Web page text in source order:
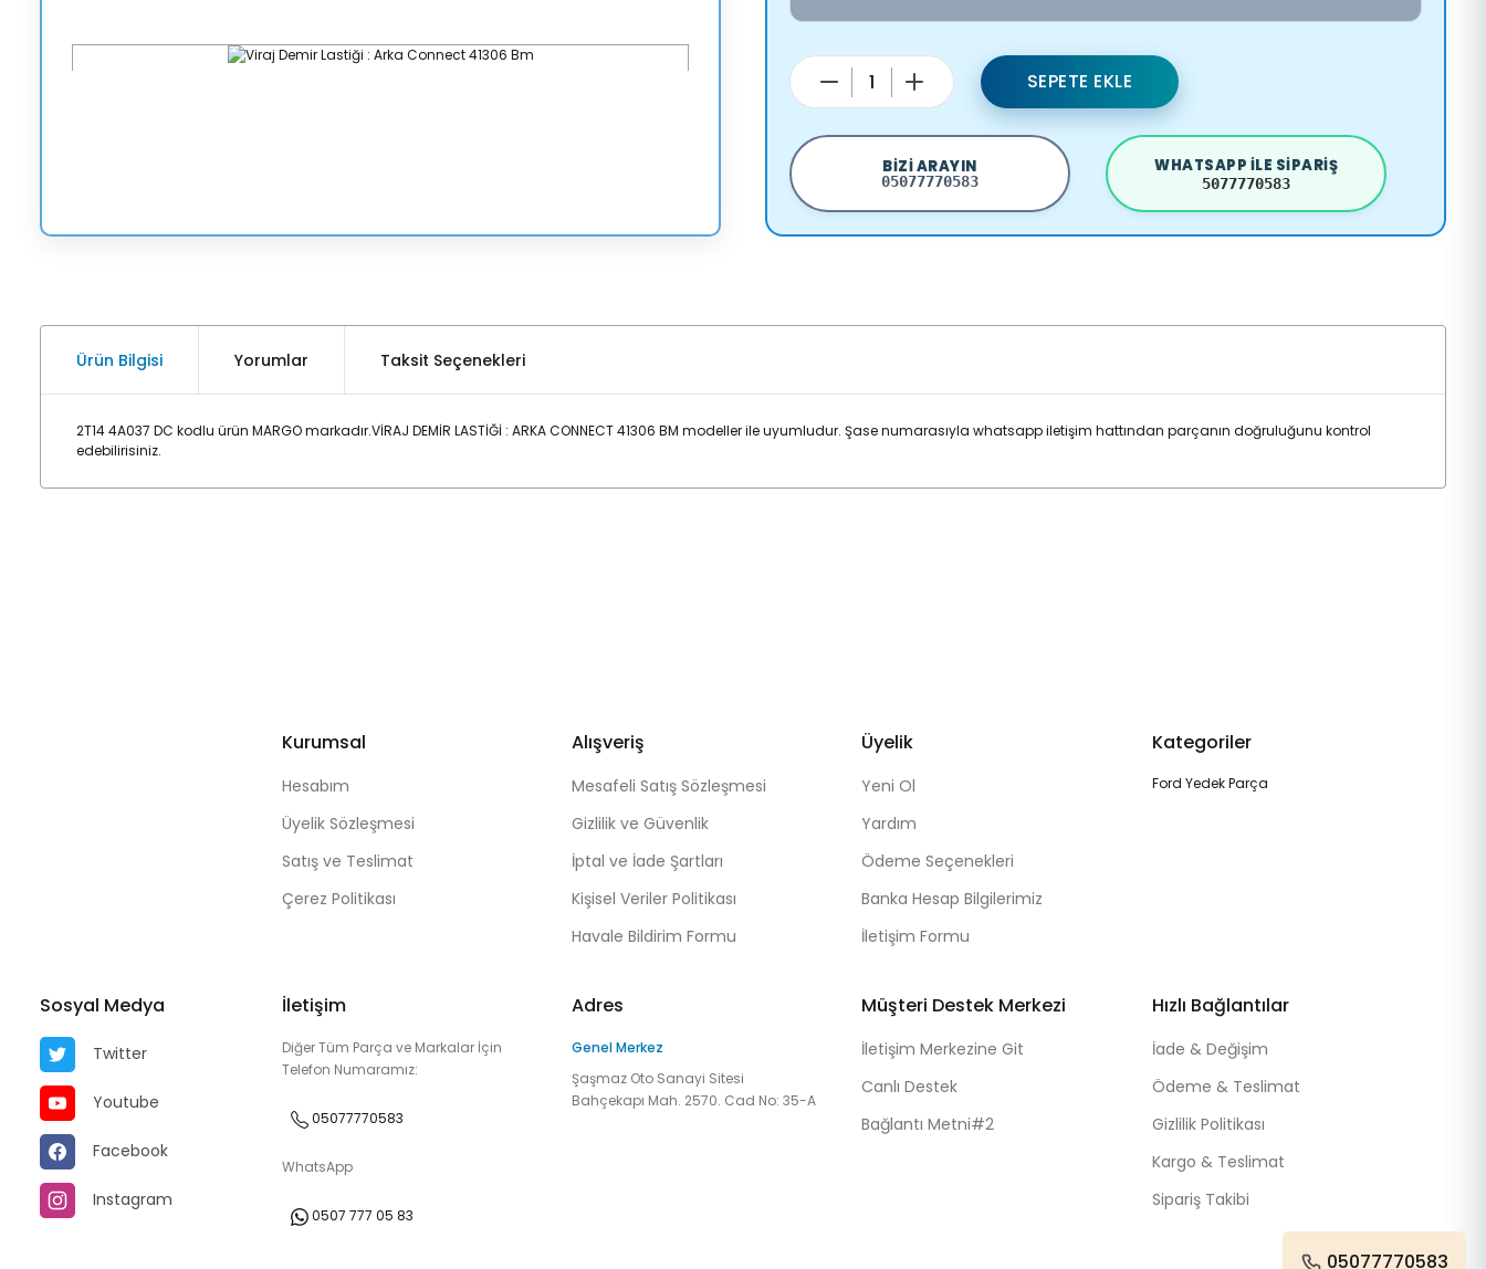
SEPETE EKLE
BIZI ARAYIN
05077770583
WHATSAPP ILE SIPARIŞ
5077770583
Ürün Bilgisi Yorumlar Taksit Seçenekleri
2T14 4A037 DC kodlu ürün MARGO markadır.VİRAJ DEMİR LASTİĞİ : ARKA CONNECT 41306 BM modeller ile uyumludur. Şase numarasıyla whatsapp iletişim hattından parçanın doğruluğunu kontrol
edebilirisiniz.
Kurumsal
Hesabım
Üyelik Sözleşmesi
Satış ve Teslimat
Çerez Politikası
Alışveriş
Mesafeli Satış Sözleşmesi
Gizlilik ve Güvenlik
İptal ve İade Şartları
Kişisel Veriler Politikası
Havale Bildirim Formu
Üyelik
Yeni Ol
Yardım
Ödeme Seçenekleri
Banka Hesap Bilgilerimiz
İletişim Formu
Kategoriler
Ford Yedek Parça
Sosyal Medya
Twitter
Youtube
Facebook
Instagram
İletişim
Diğer Tüm Parça ve Markalar İçin
Telefon Numaramız:
05077770583
WhatsApp
0507 777 05 83
Adres
Genel Merkez
Şaşmaz Oto Sanayi Sitesi
Bahçekapı Mah. 2570. Cad No: 35-A
Müşteri Destek Merkezi
İletişim Merkezine Git
Canlı Destek
Bağlantı Metni#2
Hızlı Bağlantılar
İade & Değişim
Ödeme & Teslimat
Gizlilik Politikası
Kargo & Teslimat
Sipariş Takibi
05077770583